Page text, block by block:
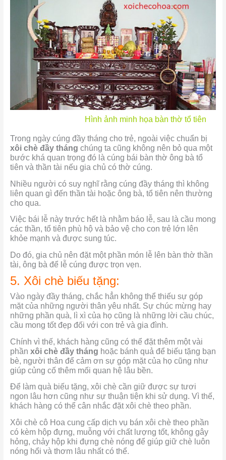
Hình ảnh minh họa bàn thờ tổ tiên
Trong ngày cúng đầy tháng cho trẻ, ngoài việc chuẩn bị
xôi chè đầy tháng chúng ta cũng không nên bỏ qua một
bước khá quan trọng đó là cúng bái bàn thờ ông bà tổ
tiên và thần tài nếu gia chủ có thờ cúng.
Nhiều người có suy nghĩ rằng cúng đầy tháng thì không
liên quan gì đến thần tài hoặc ông bà, tổ tiên nên thường
cho qua.
Việc bái lễ này trước hết là nhằm báo lễ, sau là cầu mong
các thần, tổ tiên phù hộ và bảo vệ cho con trẻ lớn lên
khỏe mạnh và được sung túc.
Do đó, gia chủ nên đặt một phần món lễ lên bàn thờ thần
tài, ông bà để lễ cúng được trọn vẹn.
5. Xôi chè biếu tặng:
Vào ngày đầy tháng, chắc hẳn không thể thiếu sự góp
mặt của những người thân yêu nhất. Sự chúc mừng hay
những phần quà, lì xì của họ cũng là những lời cầu chúc,
cầu mong tốt đẹp đối với con trẻ và gia đình.
Chính vì thế, khách hàng cũng có thể đặt thêm một vài
phần xôi chè đầy tháng hoặc bánh quả để biếu tặng bạn
bè, người thân để cảm ơn sự góp mặt của họ cũng như
giúp củng cố thêm mối quan hệ lâu bền.
Để làm quà biếu tặng, xôi chè cần giữ được sự tươi
ngon lâu hơn cũng như sự thuận tiện khi sử dụng. Vì thế,
khách hàng có thể cân nhắc đặt xôi chè theo phần.
Xôi chè cô Hoa cung cấp dịch vụ bán xôi chè theo phần
có kèm hộp đựng, muỗng với chất lượng tốt, không gây
hỏng, chảy hộp khi đựng chè nóng để giúp giữ chè luôn
nóng hổi và thơm lâu nhất có thể.